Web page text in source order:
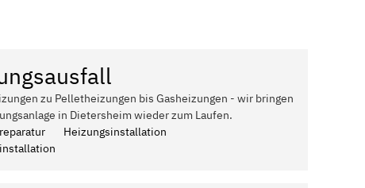
zu Pelletheizungen bis Gasheizungen - wir bringen
in Dietersheim wieder zum Laufen.
Heizungsinstallation